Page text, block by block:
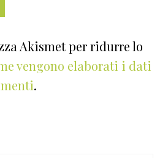
Akismet per ridurre lo
vengono elaborati i dati
.